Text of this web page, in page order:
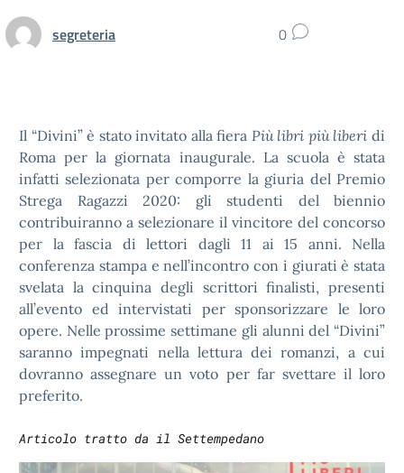
segreteria 0
Il “Divini” è stato invitato alla fiera Più libri più liberi di
Roma per la giornata inaugurale. La scuola è stata
infatti selezionata per comporre la giuria del Premio
Strega Ragazzi 2020: gli studenti del biennio
contribuiranno a selezionare il vincitore del concorso
per la fascia di lettori dagli 11 ai 15 anni. Nella
conferenza stampa e nell’incontro con i giurati è stata
svelata la cinquina degli scrittori finalisti, presenti
all’evento ed intervistati per sponsorizzare le loro
opere. Nelle prossime settimane gli alunni del “Divini”
saranno impegnati nella lettura dei romanzi, a cui
dovranno assegnare un voto per far svettare il loro
preferito.
Articolo tratto da il Settempedano